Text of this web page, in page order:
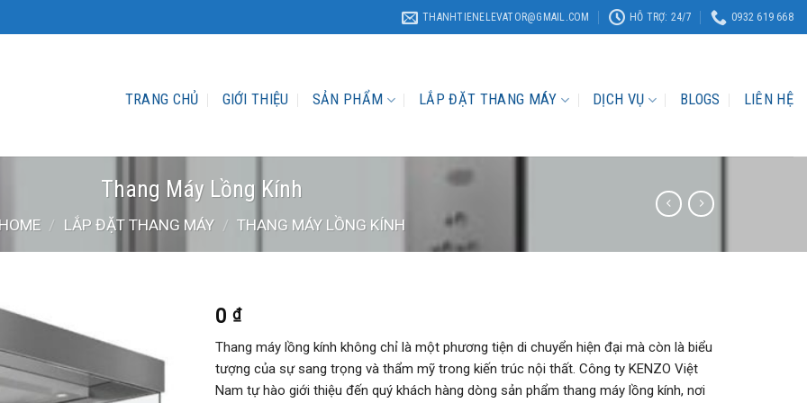
THANHTIENELEVATOR@GMAIL.COM HỖ TRỢ: 24/7 0932 619 668
TRANG CHỦ GIỚI THIỆU SẢN PHẨM LẮP ĐẶT THANG MÁY DỊCH VỤ BLOGS LIÊN HỆ
Thang Máy Lồng Kính
HOME / LẮP ĐẶT THANG MÁY / THANG MÁY LỒNG KÍNH
0 ₫
Thang máy lồng kính không chỉ là một phương tiện di chuyển hiện đại mà còn là biểu
tượng của sự sang trọng và thẩm mỹ trong kiến trúc nội thất. Công ty KENZO Việt
Nam tự hào giới thiệu đến quý khách hàng dòng sản phẩm thang máy lồng kính, nơi